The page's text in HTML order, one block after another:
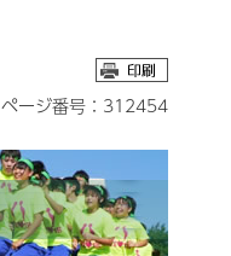
ページ番号：312454